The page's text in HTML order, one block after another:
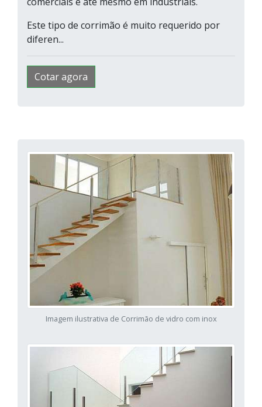
Este tipo de corrimão é muito requerido por
diferen...
Cotar agora
Imagem ilustrativa de Corrimão de vidro com inox